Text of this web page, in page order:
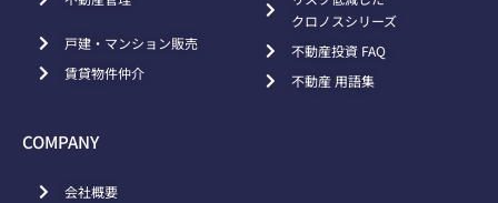
戸建・マンション販売
賃貸物件仲介
クロノスシリーズ
不動産投資 FAQ
不動産 用語集
COMPANY
会社概要